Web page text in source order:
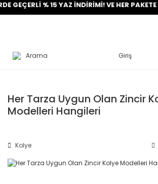
GEÇERLİ % 15 YAZ İNDİRİMİ! VE HER PAKETE
Arama Giriş
Her Tarza Uygun Olan Zincir
Modelleri Hangileri
Kolye